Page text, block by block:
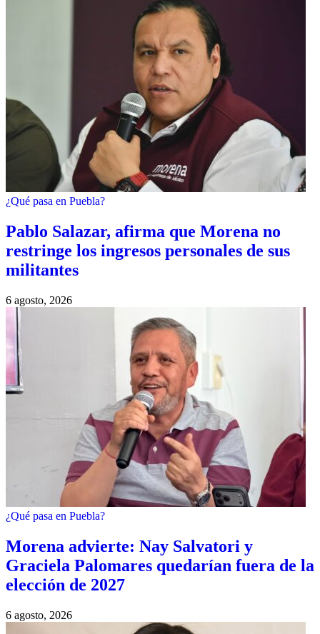
¿Qué pasa en Puebla?
Pablo Salazar, afirma que Morena no
restringe los ingresos personales de sus
militantes
6 agosto, 2026
¿Qué pasa en Puebla?
Morena advierte: Nay Salvatori y
Graciela Palomares quedarían fuera de la
elección de 2027
6 agosto, 2026